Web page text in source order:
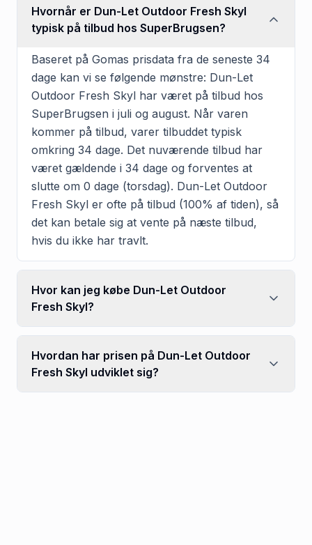
Hvornår er Dun-Let Outdoor Fresh Skyl
typisk på tilbud hos SuperBrugsen?
Baseret på Gomas prisdata fra de seneste 34
dage kan vi se følgende mønstre: Dun-Let
Outdoor Fresh Skyl har været på tilbud hos
SuperBrugsen i juli og august. Når varen
kommer på tilbud, varer tilbuddet typisk
omkring 34 dage. Det nuværende tilbud har
været gældende i 34 dage og forventes at
slutte om 0 dage (torsdag). Dun-Let Outdoor
Fresh Skyl er ofte på tilbud (100% af tiden), så
det kan betale sig at vente på næste tilbud,
hvis du ikke har travlt.
Hvor kan jeg købe Dun-Let Outdoor
Fresh Skyl?
Hvordan har prisen på Dun-Let Outdoor
Fresh Skyl udviklet sig?